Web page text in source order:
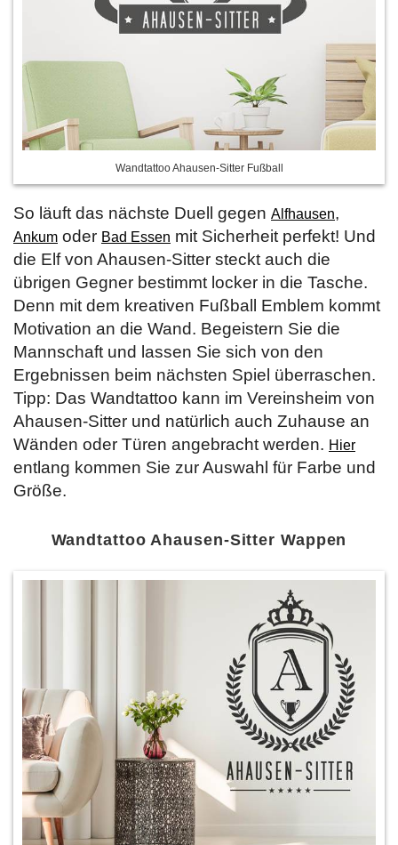
Wandtattoo Ahausen-Sitter Fußball
So läuft das nächste Duell gegen Alfhausen,
Ankum oder Bad Essen mit Sicherheit perfekt! Und
die Elf von Ahausen-Sitter steckt auch die
übrigen Gegner bestimmt locker in die Tasche.
Denn mit dem kreativen Fußball Emblem kommt
Motivation an die Wand. Begeistern Sie die
Mannschaft und lassen Sie sich von den
Ergebnissen beim nächsten Spiel überraschen.
Tipp: Das Wandtattoo kann im Vereinsheim von
Ahausen-Sitter und natürlich auch Zuhause an
Wänden oder Türen angebracht werden. Hier
entlang kommen Sie zur Auswahl für Farbe und
Größe.
Wandtattoo Ahausen-Sitter Wappen